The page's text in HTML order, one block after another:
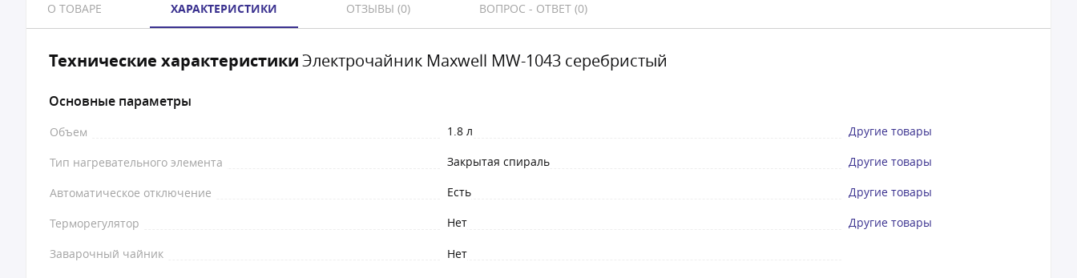
О ТОВАРЕ ХАРАКТЕРИСТИКИ ОТЗЫВЫ (0) ВОПРОС - ОТВЕТ (0)
Технические характеристикиЭлектрочайник Maxwell MW-1043 серебристый
Основные параметры
Объем 1.8 л Другие товары
Тип нагревательного элемента Закрытая спираль Другие товары
Автоматическое отключение Есть Другие товары
Терморегулятор Нет Другие товары
Заварочный чайник Нет